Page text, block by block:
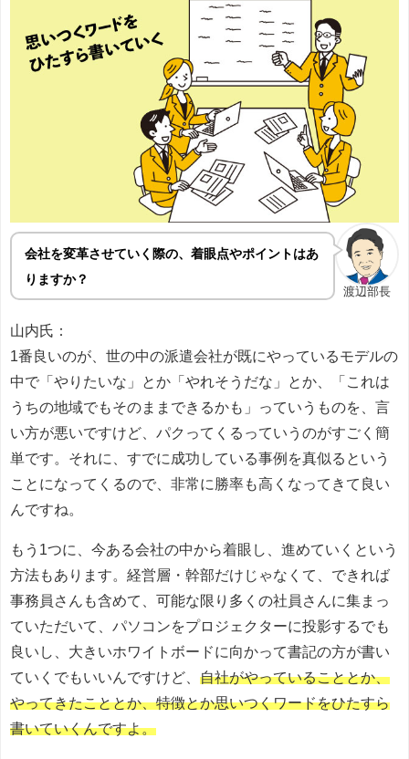
渡辺部長
会社を変革させていく際の、着眼点やポイントはあ
りますか？
山内氏：
1番良いのが、世の中の派遣会社が既にやっているモデルの
中で「やりたいな」とか「やれそうだな」とか、「これは
うちの地域でもそのままできるかも」っていうものを、言
い方が悪いですけど、パクってくるっていうのがすごく簡
単です。それに、すでに成功している事例を真似るという
ことになってくるので、非常に勝率も高くなってきて良い
んですね。
もう1つに、今ある会社の中から着眼し、進めていくという
方法もあります。経営層・幹部だけじゃなくて、できれば
事務員さんも含めて、可能な限り多くの社員さんに集まっ
ていただいて、パソコンをプロジェクターに投影するでも
良いし、大きいホワイトボードに向かって書記の方が書い
ていくでもいいんですけど、 自社がやっていることとか、
やってきたこととか、特徴とか思いつくワードをひたすら
書いていくんですよ。